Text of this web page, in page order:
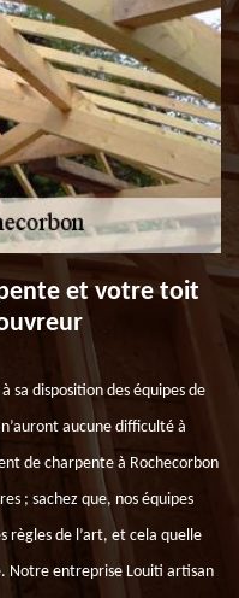
et votre toit
sa disposition des équipes de
aucune difficulté à
de charpente à Rochecorbon
; sachez que, nos équipes
règles de l’art, et cela quelle
Notre entreprise Louiti artisan